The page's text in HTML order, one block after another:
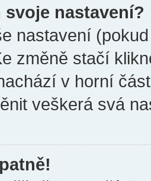
svoje nastavení?
nastavení
změně stačí
v horní
veškerá svá